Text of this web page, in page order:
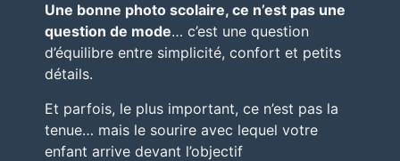
Une bonne photo scolaire, ce n’est pas une
question de mode… c’est une question
d’équilibre entre simplicité, confort et petits
détails.
Et parfois, le plus important, ce n’est pas la
tenue… mais le sourire avec lequel votre
enfant arrive devant l’objectif